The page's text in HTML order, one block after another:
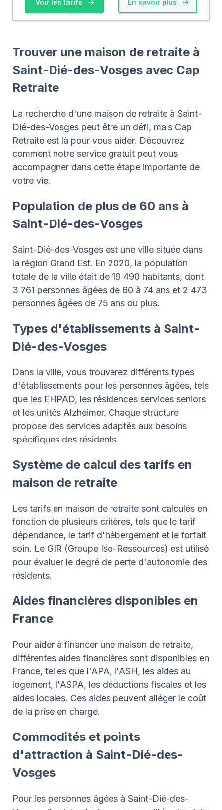
Voir les tarifs En savoir plus
Trouver une maison de retraite à
Saint-Dié-des-Vosges avec Cap
Retraite
La recherche d'une maison de retraite à Saint-
Dié-des-Vosges peut être un défi, mais Cap
Retraite est là pour vous aider. Découvrez
comment notre service gratuit peut vous
accompagner dans cette étape importante de
votre vie.
Population de plus de 60 ans à
Saint-Dié-des-Vosges
Saint-Dié-des-Vosges est une ville située dans
la région Grand Est. En 2020, la population
totale de la ville était de 19 490 habitants, dont
3 761 personnes âgées de 60 à 74 ans et 2 473
personnes âgées de 75 ans ou plus.
Types d'établissements à Saint-
Dié-des-Vosges
Dans la ville, vous trouverez différents types
d'établissements pour les personnes âgées, tels
que les EHPAD, les résidences services seniors
et les unités Alzheimer. Chaque structure
propose des services adaptés aux besoins
spécifiques des résidents.
Système de calcul des tarifs en
maison de retraite
Les tarifs en maison de retraite sont calculés en
fonction de plusieurs critères, tels que le tarif
dépendance, le tarif d'hébergement et le forfait
soin. Le GIR (Groupe Iso-Ressources) est utilisé
pour évaluer le degré de perte d'autonomie des
résidents.
Aides financières disponibles en
France
Pour aider à financer une maison de retraite,
différentes aides financières sont disponibles en
France, telles que l'APA, l'ASH, les aides au
logement, l'ASPA, les déductions fiscales et les
aides locales. Ces aides peuvent alléger le coût
de la prise en charge.
Commodités et points
d'attraction à Saint-Dié-des-
Vosges
Pour les personnes âgées à Saint-Dié-des-